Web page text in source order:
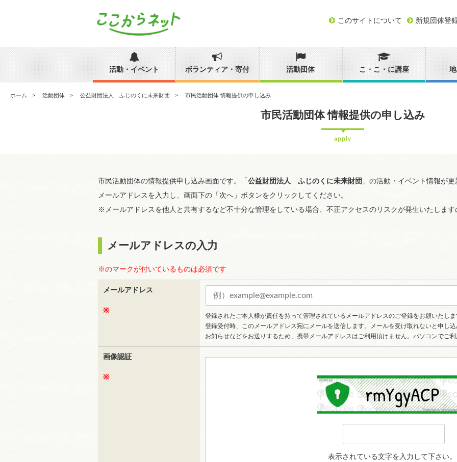
このサイトについて 新規団体登
活動・イベント ボランティア・寄付 活動団体 こ・こ・に講座
ホーム 活動団体 公益財団法人 ふじのくに未来財団 市民活動団体 情報提供の申し込み
市民活動団体 情報提供の申し込み
apply
市民活動団体の情報提供申し込み画面です。「 公益財団法人 ふじのくに未来財団 」の活動・イベント情報が
メールアドレスを入力し、画面下の「次へ」ボタンをクリックしてください。
※メールアドレスを他人と共有するなど不十分な管理をしている場合、不正アクセスのリスクが発生いたしま
メールアドレスの入力
※のマークが付いているものは必須です
メールアドレス
※
登録されたご本人様が責任を持って管理されているメールアドレスのご登録をお願いたしま
登録受付時、このメールアドレス宛にメールを送信します。メールを受け取れないと申し
お知らせなどをお送りするため、携帯メールアドレスはご利用頂けません。パソコンでご
画像認証
※
表示されている文字を入力して下さい。